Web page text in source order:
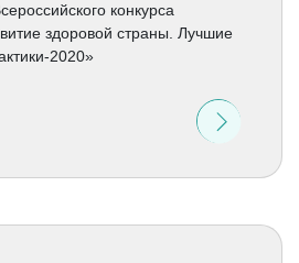
конкурса
здоровой страны. Лучшие
2020»